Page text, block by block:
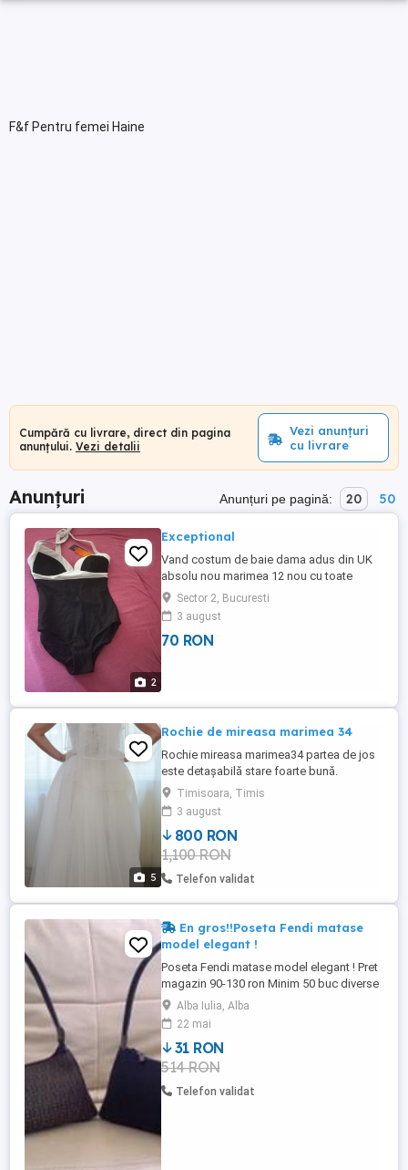
F&f Pentru femei Haine
Cumpără cu livrare, direct din pagina
anunțului. Vezi detalii
Vezi anunțuri
cu livrare
Anunțuri Anunțuri pe pagină: 20 50
2
Exceptional
Vand costum de baie dama adus din UK
absolu nou marimea 12 nou cu toate
etochetele originale
Sector 2, Bucuresti
3 august
70 RON
5
Rochie de mireasa marimea 34
Rochie mireasa marimea34 partea de jos
este detașabilă stare foarte bună.
Timisoara, Timis
3 august
800 RON
1,100 RON
Telefon validat
En gros!!Poseta Fendi matase
model elegant !
Poseta Fendi matase model elegant ! Pret
magazin 90-130 ron Minim 50 buc diverse
modele !
Alba Iulia, Alba
22 mai
31 RON
514 RON
Telefon validat